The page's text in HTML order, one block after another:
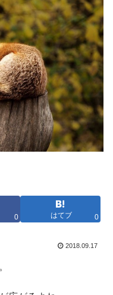
0 はてブ 0
2018.09.17